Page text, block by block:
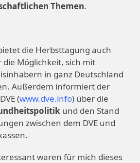
Themen.
die Herbsttagung auch
Möglichkeit, sich mit
in ganz Deutschland
Außerdem informiert der
(www.dve.info) über die
und den Stand
zwischen dem DVE und
waren für mich dieses